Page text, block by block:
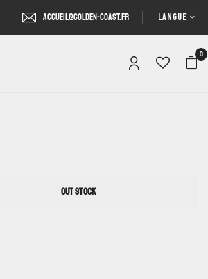
accueil@golden-coast.fr LANGUE
0
OUT STOCK